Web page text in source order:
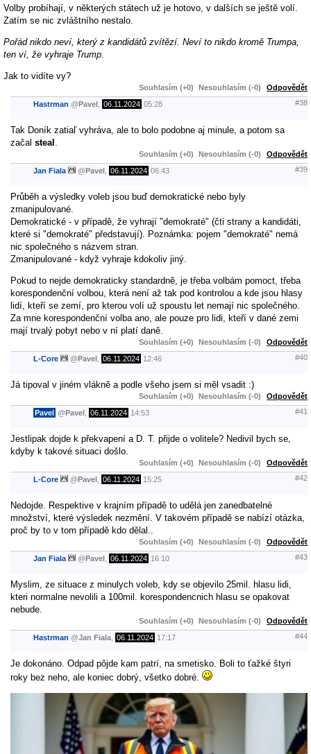
Volby probíhají, v některých státech už je hotovo, v dalších se ještě volí.
Zatím se nic zvláštního nestalo.
Pořád nikdo neví, který z kandidátů zvítězí. Neví to nikdo kromě Trumpa,
ten ví, že vyhraje Trump.
Jak to vidíte vy?
Souhlasím (+0) Nesouhlasím (-0) Odpovědět
Hastrman @Pavel 06.11.2024 05:28 #38
Tak Doník zatiaľ vyhráva, ale to bolo podobne aj minule, a potom sa
začal steal
Souhlasím (+0) Nesouhlasím (-0) Odpovědět
Jan Fiala @Pavel 06.11.2024 06:43 #39
Průběh a výsledky voleb jsou buď demokratické nebo byly
zmanipulované.
Demokratické - v případě, že vyhrají "demokraté" (čti strany a kandidáti,
které si "demokraté" představují). Poznámka: pojem "demokraté" nemá
nic společného s názvem stran.
Zmanipulované - když vyhraje kdokoliv jiný.
Pokud to nejde demokraticky standardně, je třeba volbám pomoct, třeba
korespondenční volbou, která není až tak pod kontrolou a kde jsou hlasy
lidí, kteří se zemí, pro kterou volí už spoustu let nemají nic společného.
Za mne korespondenční volba ano, ale pouze pro lidi, kteří v dané zemi
mají trvalý pobyt nebo v ní platí daně.
Souhlasím (+0) Nesouhlasím (-0) Odpovědět
L-Core @Pavel 06.11.2024 12:46 #40
Já tipoval v jiném vlákně a podle všeho jsem si měl vsadit :)
Souhlasím (+0) Nesouhlasím (-0) Odpovědět
Pavel @Pavel 06.11.2024 14:53 #41
Jestlipak dojde k překvapení a D. T. přijde o volitele? Nedivil bych se,
kdyby k takové situaci došlo.
Souhlasím (+0) Nesouhlasím (-0) Odpovědět
L-Core @Pavel 06.11.2024 15:25 #42
Nedojde. Respektive v krajním případě to udělá jen zanedbatelné
množství, které výsledek nezmění. V takovém případě se nabízí otázka,
proč by to v tom případě kdo dělal..
Souhlasím (+0) Nesouhlasím (-0) Odpovědět
Jan Fiala @Pavel 06.11.2024 16:10 #43
Myslim, ze situace z minulych voleb, kdy se objevilo 25mil. hlasu lidi,
kteri normalne nevolili a 100mil. korespondencnich hlasu se opakovat
nebude.
Souhlasím (+0) Nesouhlasím (-0) Odpovědět
Hastrman @Jan Fiala 06.11.2024 17:17 #44
Je dokonáno. Odpad pôjde kam patrí, na smetisko. Boli to ťažké štyri
roky bez neho, ale koniec dobrý, všetko dobré.